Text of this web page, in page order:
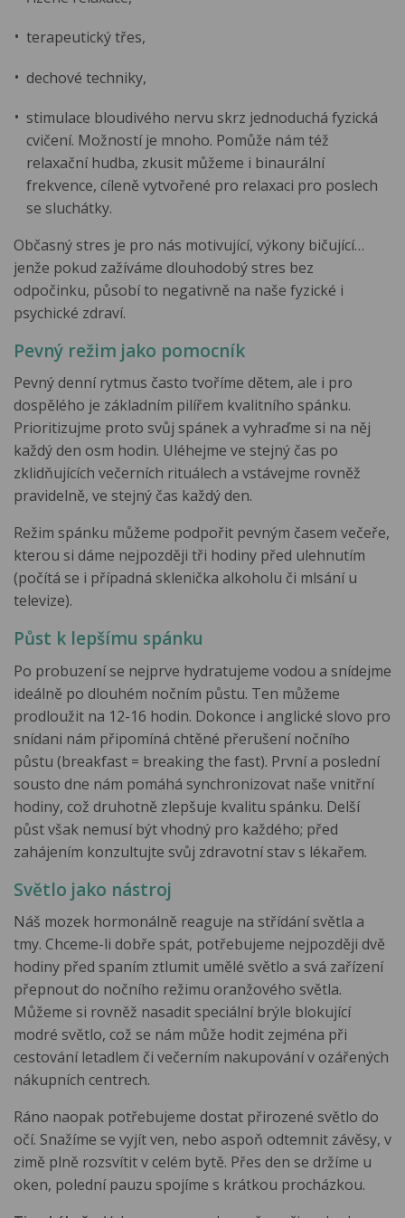
terapeutický třes,
dechové techniky,
stimulace bloudivého nervu skrz jednoduchá fyzická
cvičení. Možností je mnoho. Pomůže nám též
relaxační hudba, zkusit můžeme i binaurální
frekvence, cíleně vytvořené pro relaxaci pro poslech
se sluchátky.
Občasný stres je pro nás motivující, výkony bičující…
jenže pokud zažíváme dlouhodobý stres bez
odpočinku, působí to negativně na naše fyzické i
psychické zdraví.
Pevný režim jako pomocník
Pevný denní rytmus často tvoříme dětem, ale i pro
dospělého je základním pilířem kvalitního spánku.
Prioritizujme proto svůj spánek a vyhraďme si na něj
každý den osm hodin. Uléhejme ve stejný čas po
zklidňujících večerních rituálech a vstávejme rovněž
pravidelně, ve stejný čas každý den.
Režim spánku můžeme podpořit pevným časem večeře,
kterou si dáme nejpozději tři hodiny před ulehnutím
(počítá se i případná sklenička alkoholu či mlsání u
televize).
Půst k lepšímu spánku
Po probuzení se nejprve hydratujeme vodou a snídejme
ideálně po dlouhém nočním půstu. Ten můžeme
prodloužit na 12-16 hodin. Dokonce i anglické slovo pro
snídani nám připomíná chtěné přerušení nočního
půstu (breakfast = breaking the fast). První a poslední
sousto dne nám pomáhá synchronizovat naše vnitřní
hodiny, což druhotně zlepšuje kvalitu spánku. Delší
půst však nemusí být vhodný pro každého; před
zahájením konzultujte svůj zdravotní stav s lékařem.
Světlo jako nástroj
Náš mozek hormonálně reaguje na střídání světla a
tmy. Chceme-li dobře spát, potřebujeme nejpozději dvě
hodiny před spaním ztlumit umělé světlo a svá zařízení
přepnout do nočního režimu oranžového světla.
Můžeme si rovněž nasadit speciální brýle blokující
modré světlo, což se nám může hodit zejména při
cestování letadlem či večerním nakupování v ozářených
nákupních centrech.
Ráno naopak potřebujeme dostat přirozené světlo do
očí. Snažíme se vyjít ven, nebo aspoň odtemnit závěsy, v
zimě plně rozsvítit v celém bytě. Přes den se držíme u
oken, polední pauzu spojíme s krátkou procházkou.